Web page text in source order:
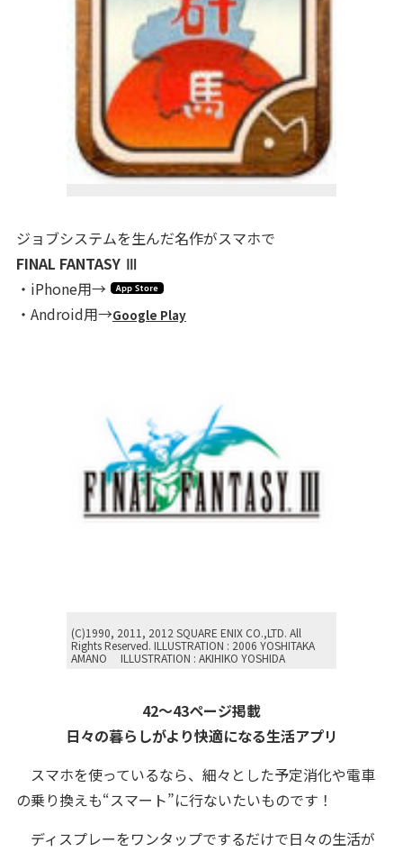
ジョブシステムを生んだ名作がスマホで
FINAL FANTASY Ⅲ
・iPhone用→
・Android用→Google Play
(C)1990, 2011, 2012 SQUARE ENIX CO.,LTD. All
Rights Reserved. ILLUSTRATION : 2006 YOSHITAKA
AMANO ILLUSTRATION : AKIHIKO YOSHIDA
42～43ページ掲載
日々の暮らしがより快適になる生活アプリ
スマホを使っているなら、細々とした予定消化や電車
の乗り換えも“スマート”に行ないたいものです！
ディスプレーをワンタップでするだけで日々の生活が